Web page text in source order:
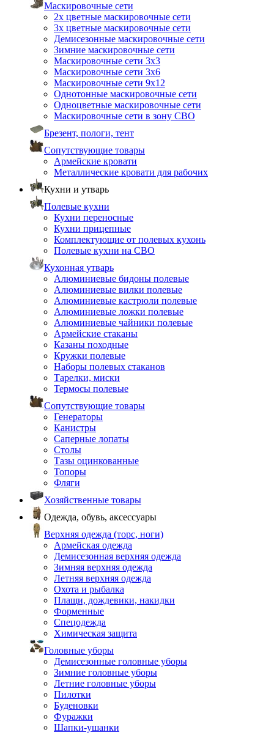
Маскировочные сети
2х цветные маскировочные сети
3х цветные маскировочные сети
Демисезонные маскировочные сети
Зимние маскировочные сети
Маскировочные сети 3х3
Маскировочные сети 3х6
Маскировочные сети 9х12
Однотонные маскировочные сети
Одноцветные маскировочные сети
Маскировочные сети в зону СВО
Брезент, пологи, тент
Сопутствующие товары
Армейские кровати
Металлические кровати для рабочих
Кухни и утварь
Полевые кухни
Кухни переносные
Кухни прицепные
Комплектующие от полевых кухонь
Полевые кухни на СВО
Кухонная утварь
Алюминиевые бидоны полевые
Алюминиевые вилки полевые
Алюминиевые кастрюли полевые
Алюминиевые ложки полевые
Алюминиевые чайники полевые
Армейские стаканы
Казаны походные
Кружки полевые
Наборы полевых стаканов
Тарелки, миски
Термосы полевые
Сопутствующие товары
Генераторы
Канистры
Саперные лопаты
Столы
Тазы оцинкованные
Топоры
Фляги
Хозяйственные товары
Одежда, обувь, аксессуары
Верхняя одежда (торс, ноги)
Армейская одежда
Демисезонная верхняя одежда
Зимняя верхняя одежда
Летняя верхняя одежда
Охота и рыбалка
Плащи, дождевики, накидки
Форменные
Спецодежда
Химическая защита
Головные уборы
Демисезонные головные уборы
Зимние головные уборы
Летние головные уборы
Пилотки
Буденовки
Фуражки
Шапки-ушанки